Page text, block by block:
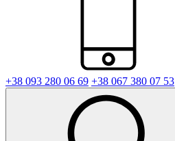
+38 093 280 06 69 +38 067 380 07 53